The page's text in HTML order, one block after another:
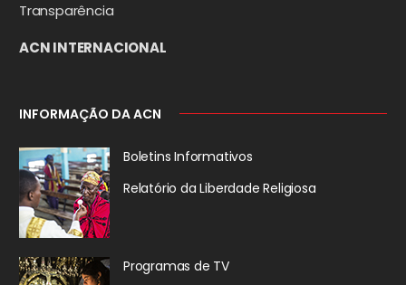
Transparência
ACN INTERNACIONAL
INFORMAÇÃO DA ACN
Boletins Informativos
Relatório da Liberdade Religiosa
Programas de TV